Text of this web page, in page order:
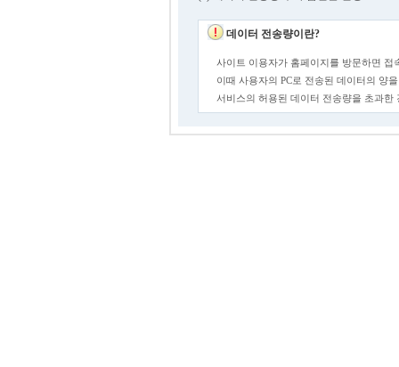
데이터 전송량이란?
사이트 이용자가 홈페이지를 방문하면 접
이때 사용자의 PC로 전송된 데이터의 양
서비스의 허용된 데이터 전송량을 초과